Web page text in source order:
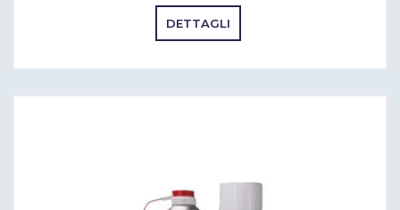
DETTAGLI